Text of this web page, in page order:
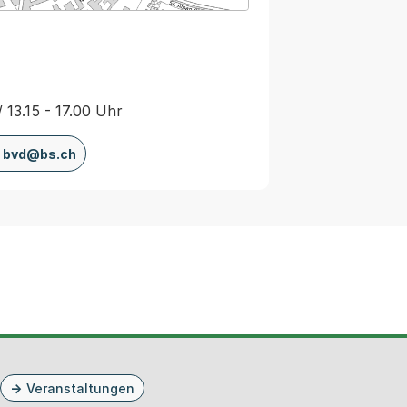
- 17.00 Uhr
bvd@bs.ch
Veranstaltungen